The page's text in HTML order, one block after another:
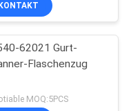
KONTAKT
62021 Gurt-
Flaschenzug
MOQ:5PCS